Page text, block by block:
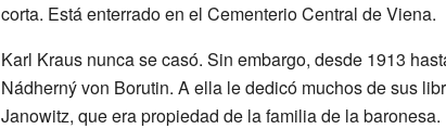
corta. Está enterrado en el Cementerio Central de Viena.
Karl Kraus nunca se casó. Sin embargo, desde 1913
Nádherný von Borutin. A ella le dedicó muchos de sus
Janowitz, que era propiedad de la familia de la baronesa.